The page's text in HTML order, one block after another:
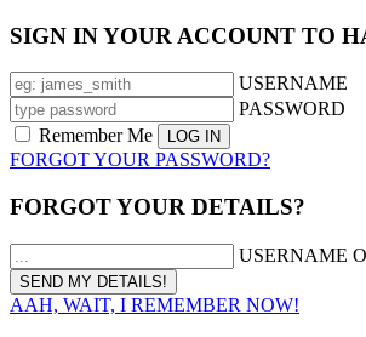
SIGN IN YOUR ACCOUNT TO
USERNAME
PASSWORD
Remember Me
FORGOT YOUR PASSWORD?
FORGOT YOUR DETAILS?
USERNAME
AAH, WAIT, I REMEMBER NOW!